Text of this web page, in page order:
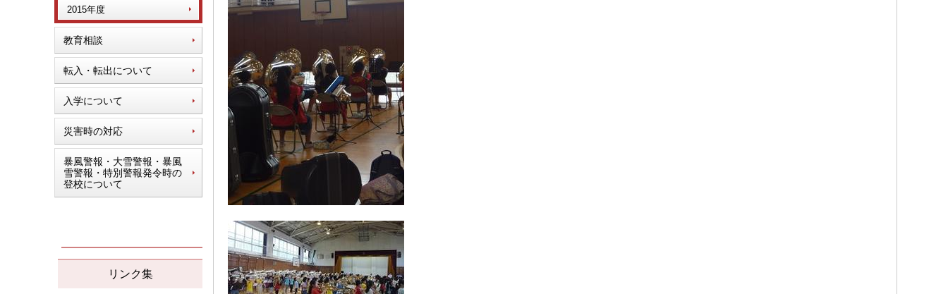
2015年度
教育相談
転入・転出について
入学について
災害時の対応
暴風警報・大雪警報・暴風
雪警報・特別警報発令時の
登校について
リンク集